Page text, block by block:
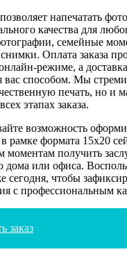
напечатать
качества для
семейные
Оплата заказа
режиме, а
вас способом. Мы
печать, но и
этапах заказа.
возможность
рамке формата 15х20
моментам получить
дома или офиса.
сегодня, чтобы
с профессиональным
заказ